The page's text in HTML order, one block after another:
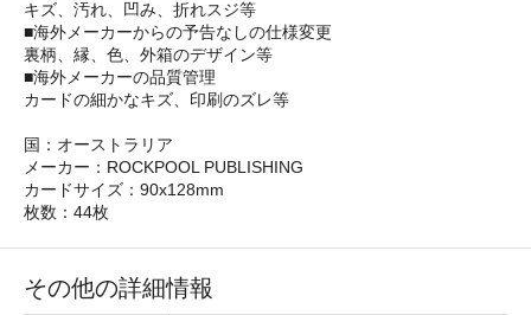
キズ、汚れ、凹み、折れスジ等
■海外メーカーからの予告なしの仕様変更
裏柄、縁、色、外箱のデザイン等
■海外メーカーの品質管理
カードの細かなキズ、印刷のズレ等
国：オーストラリア
メーカー：ROCKPOOL PUBLISHING
カードサイズ：90x128mm
枚数：44枚
その他の詳細情報